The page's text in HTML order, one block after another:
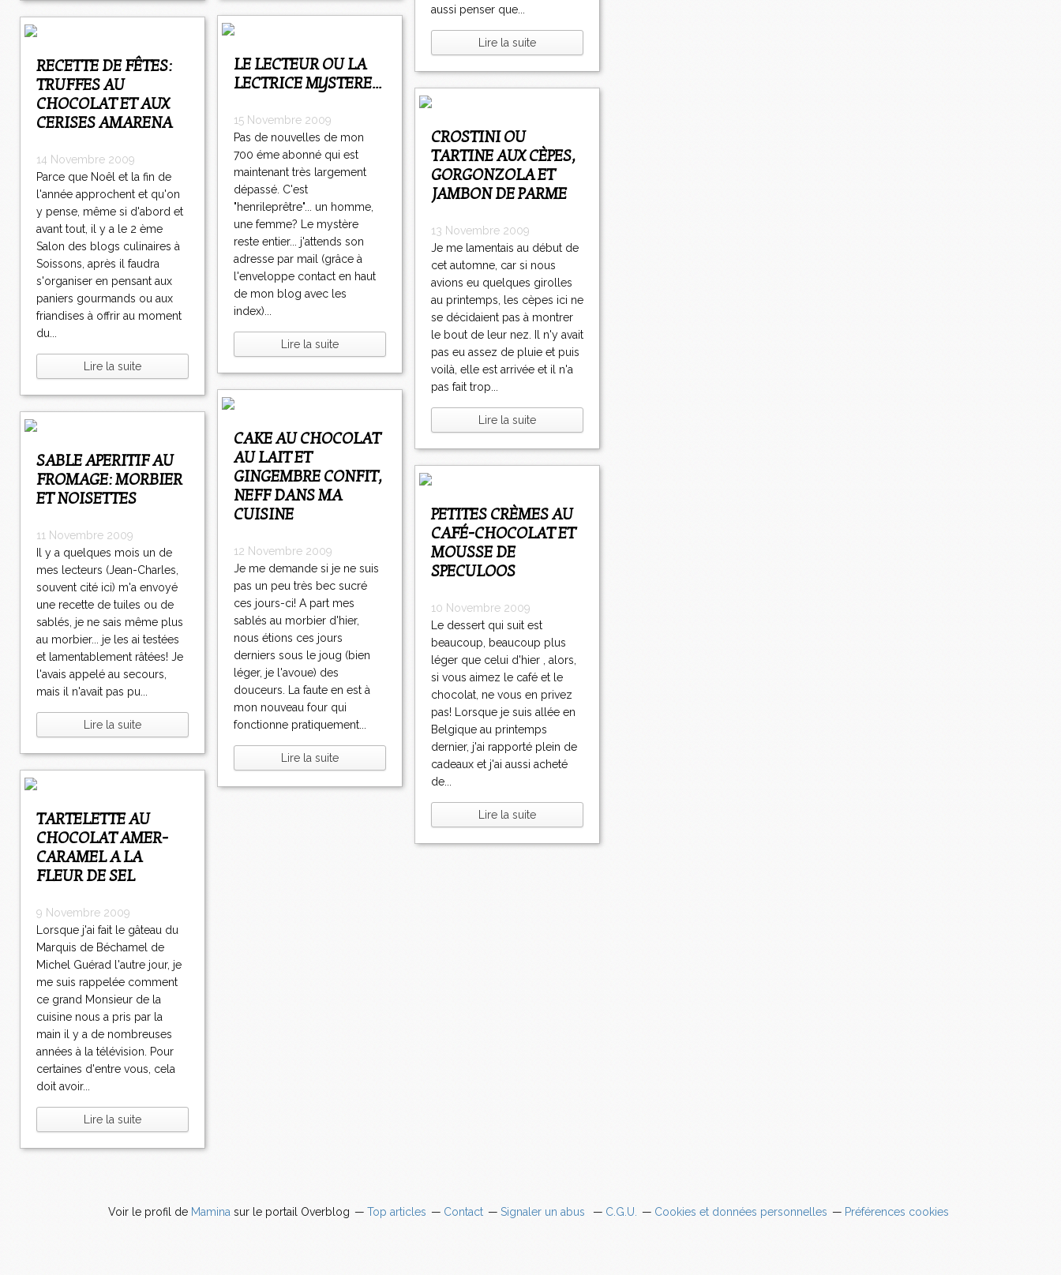
aussi penser que...
Lire la suite
LE LECTEUR OU LA
LECTRICE MYSTERE...
15 Novembre 2009
Pas de nouvelles de mon
700 éme abonné qui est
maintenant très largement
dépassé. C'est
"henrileprêtre"... un homme,
une femme? Le mystère
reste entier... j'attends son
adresse par mail (grâce à
l'enveloppe contact en haut
de mon blog avec les
index)...
Lire la suite
RECETTE DE FÊTES:
TRUFFES AU
CHOCOLAT ET AUX
CERISES AMARENA
14 Novembre 2009
Parce que Noêl et la fin de
l'année approchent et qu'on
y pense, même si d'abord et
avant tout, il y a le 2 ème
Salon des blogs culinaires à
Soissons, après il faudra
s'organiser en pensant aux
paniers gourmands ou aux
friandises à offrir au moment
du...
Lire la suite
CROSTINI OU
TARTINE AUX CÈPES,
GORGONZOLA ET
JAMBON DE PARME
13 Novembre 2009
Je me lamentais au début de
cet automne, car si nous
avions eu quelques girolles
au printemps, les cèpes ici ne
se décidaient pas à montrer
le bout de leur nez. Il n'y avait
pas eu assez de pluie et puis
voilà, elle est arrivée et il n'a
pas fait trop...
Lire la suite
CAKE AU CHOCOLAT
AU LAIT ET
GINGEMBRE CONFIT,
NEFF DANS MA
CUISINE
12 Novembre 2009
Je me demande si je ne suis
pas un peu très bec sucré
ces jours-ci! A part mes
sablés au morbier d'hier,
nous étions ces jours
derniers sous le joug (bien
léger, je l'avoue) des
douceurs. La faute en est à
mon nouveau four qui
fonctionne pratiquement...
Lire la suite
SABLE APERITIF AU
FROMAGE: MORBIER
ET NOISETTES
11 Novembre 2009
Il y a quelques mois un de
mes lecteurs (Jean-Charles,
souvent cité ici) m'a envoyé
une recette de tuiles ou de
sablés, je ne sais même plus
au morbier... je les ai testées
et lamentablement râtées! Je
l'avais appelé au secours,
mais il n'avait pas pu...
Lire la suite
PETITES CRÈMES AU
CAFÉ-CHOCOLAT ET
MOUSSE DE
SPECULOOS
10 Novembre 2009
Le dessert qui suit est
beaucoup, beaucoup plus
léger que celui d'hier , alors,
si vous aimez le café et le
chocolat, ne vous en privez
pas! Lorsque je suis allée en
Belgique au printemps
dernier, j'ai rapporté plein de
cadeaux et j'ai aussi acheté
de...
Lire la suite
TARTELETTE AU
CHOCOLAT AMER-
CARAMEL A LA
FLEUR DE SEL
9 Novembre 2009
Lorsque j'ai fait le gâteau du
Marquis de Béchamel de
Michel Guérad l'autre jour, je
me suis rappelée comment
ce grand Monsieur de la
cuisine nous a pris par la
main il y a de nombreuses
années à la télévision. Pour
certaines d'entre vous, cela
doit avoir...
Lire la suite
Voir le profil de Mamina sur le portail Overblog Top articles Contact Signaler un abus C.G.U. Cookies et données personnelles Préférences cookies